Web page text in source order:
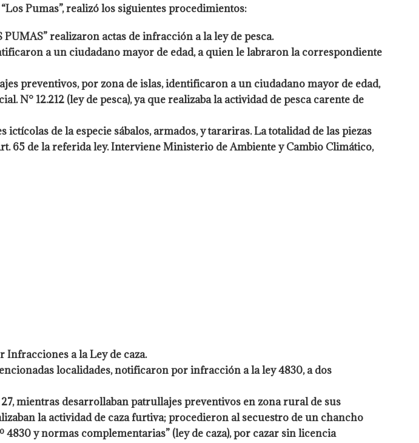
Pumas”, realizó los siguientes procedimientos:
realizaron actas de infracción a la ley de pesca.
a un ciudadano mayor de edad, a quien le labraron la correspondiente
preventivos, por zona de islas, identificaron a un ciudadano mayor de edad,
N° 12.212 (ley de pesca), ya que realizaba la actividad de pesca carente de
ictícolas de la especie sábalos, armados, y tarariras. La totalidad de las piezas
65 de la referida ley. Interviene Ministerio de Ambiente y Cambio Climático,
Infracciones a la Ley de caza.
localidades, notificaronpor infracción a la ley 4830, a dos
mientras desarrollaban patrullajes preventivos en zona rural de sus
la actividad de caza furtiva; procedieron al secuestro de un chancho
4830 y normas complementarias” (ley de caza), por cazar sin licencia